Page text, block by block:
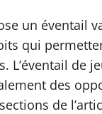
un éventail
qui
de
des
de